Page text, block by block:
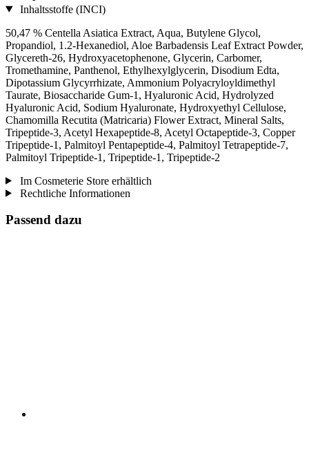
Inhaltsstoffe (INCI)
50,47 % Centella Asiatica Extract, Aqua, Butylene Glycol,
Propandiol, 1.2-Hexanediol, Aloe Barbadensis Leaf Extract Powder,
Glycereth-26, Hydroxyacetophenone, Glycerin, Carbomer,
Tromethamine, Panthenol, Ethylhexylglycerin, Disodium Edta,
Dipotassium Glycyrrhizate, Ammonium Polyacryloyldimethyl
Taurate, Biosaccharide Gum-1, Hyaluronic Acid, Hydrolyzed
Hyaluronic Acid, Sodium Hyaluronate, Hydroxyethyl Cellulose,
Chamomilla Recutita (Matricaria) Flower Extract, Mineral Salts,
Tripeptide-3, Acetyl Hexapeptide-8, Acetyl Octapeptide-3, Copper
Tripeptide-1, Palmitoyl Pentapeptide-4, Palmitoyl Tetrapeptide-7,
Palmitoyl Tripeptide-1, Tripeptide-1, Tripeptide-2
Im Cosmeterie Store erhältlich
Rechtliche Informationen
Passend dazu